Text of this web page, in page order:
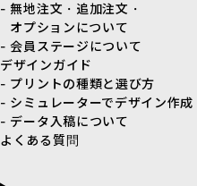
- 無地注文・追加注文・
オプションについて
- 会員ステージについて
デザインガイド
- プリントの種類と選び方
- シミュレーターでデザイン作成
- データ入稿について
よくある質問